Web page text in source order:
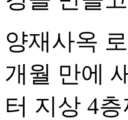
양재사옥
개월 만에
터 지상 4